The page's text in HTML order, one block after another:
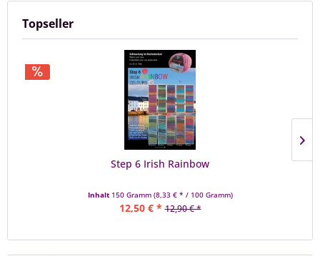
Topseller
Step 6 Irish Rainbow
Inhalt 150 Gramm (8,33 € * / 100 Gramm)
12,50 € * 12,90 € *